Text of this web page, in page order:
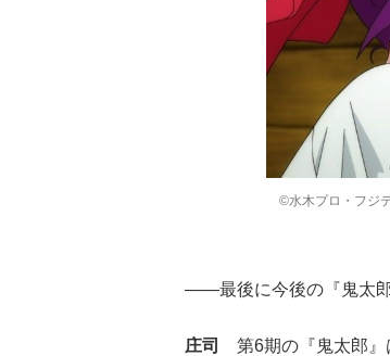
©水木プロ・フジ
――最後に今後の『鬼太郎
庄司 第6期の『鬼太郎